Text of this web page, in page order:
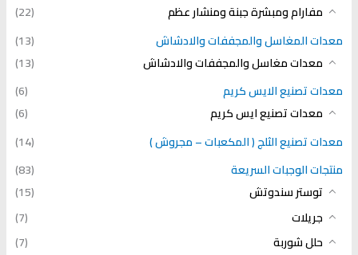
مفارام ومبشرة جبنة ومنشار عظم
(22)
معدات المغاسل والمجففات والادشاش
(13)
معدات مغاسل والمجففات والادشاش
(13)
معدات تصنيع الايس كريم
(6)
معدات تصنيع ايس كريم
(6)
معدات تصنيع الثلج ( المكعبات – مجروش )
(14)
منتجات الوجبات السريعة
(83)
توستر سندوتش
(15)
جريلات
(7)
حلل شوربة
(7)